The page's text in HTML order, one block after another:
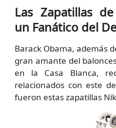
Las Zapatillas
un Fanático del
Barack Obama, además
gran amante del
en la Casa Blanca,
relacionados con este
fueron estas zapatillas